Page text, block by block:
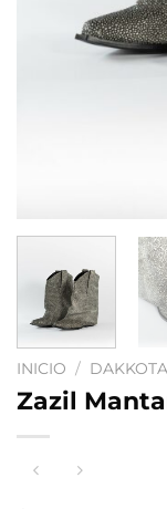
INICIO / DAKKOTA
Zazil